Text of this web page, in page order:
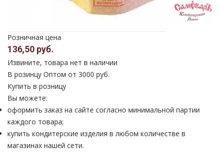
Розничная цена
136,50 руб.
Извините, товара нет в наличии
В розинцу Оптом от 3000 руб.
Купить в розницу
Вы можете:
оформить заказ на сайте согласно минимальной партии
каждого товара;
купить кондитерские изделия в любом количестве в
магазинах нашей сети.